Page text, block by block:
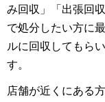
み回収」「出張回
で処分したい方に
ルに回収してもら
す。
店舗が近くにある